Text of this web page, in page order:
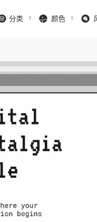
分类 颜色